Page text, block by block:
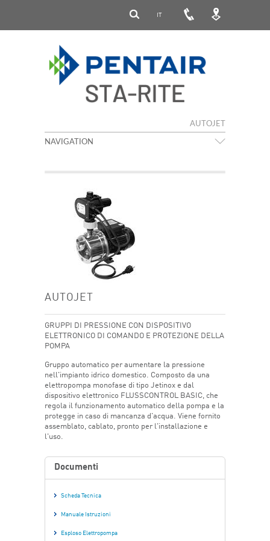
IT
AUTOJET
NAVIGATION
AUTOJET
GRUPPI DI PRESSIONE CON DISPOSITIVO
ELETTRONICO DI COMANDO E PROTEZIONE DELLA
POMPA
Gruppo automatico per aumentare la pressione
nell'impianto idrico domestico. Composto da una
elettropompa monofase di tipo Jetinox e dal
dispositivo elettronico FLUSSCONTROL BASIC, che
regola il funzionamento automatico della pompa e la
protegge in caso di mancanza d'acqua. Viene fornito
assemblato, cablato, pronto per l'installazione e
l'uso.
Documenti
Scheda Tecnica
Manuale Istruzioni
Esploso Elettropompa